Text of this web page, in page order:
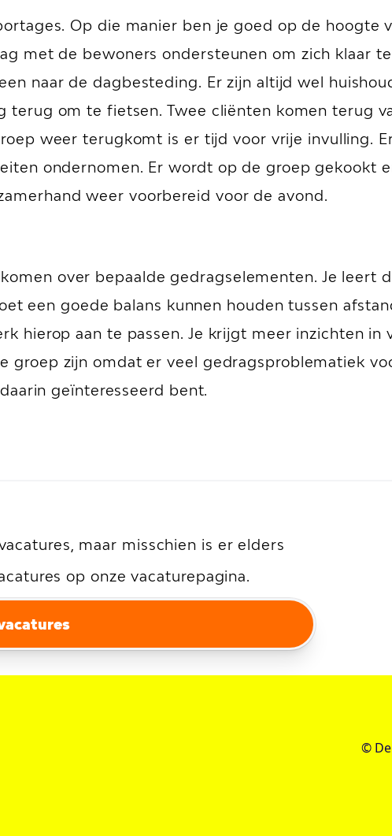
Op die manier ben je goed op de hoogte
met de bewoners ondersteunen om zich klaar
naar de dagbesteding. Er zijn altijd wel
terug om te fietsen. Twee cliënten komen terug
weer terugkomt is er tijd voor vrije invulling.
ondernomen. Er wordt op de groep gekookt
weer voorbereid voor de avond.
over bepaalde gedragselementen. Je leert
een goede balans kunnen houden tussen
hierop aan te passen. Je krijgt meer inzichten in
groep zijn omdat er veel gedragsproblematiek
geïnteresseerd bent.
maar misschien is er elders
op onze vacaturepagina.
©